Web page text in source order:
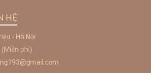
HỆ
- Hà Nội
(Miễn phí)